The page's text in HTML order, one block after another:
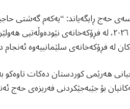
حەج ڕایگەیاند: “یەکەم گەشتی
لە فڕۆکەخانەی سلێمانییەوە ئەنجام
هەرێمی کوردستان دەکات تاوەکو
بۆ جێبەجێکردنی فەریزەی حەج